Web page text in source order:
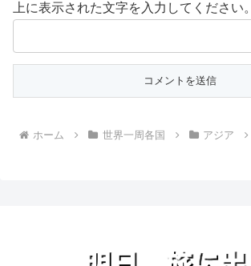
上に表示された文字を入力してください。
ホーム 世界一周各国 アジア